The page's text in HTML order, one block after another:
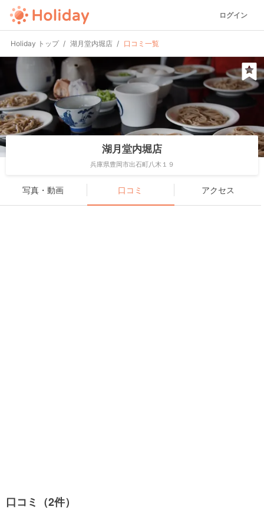
ログイン
Holiday トップ 湖月堂内堀店 口コミ一覧
湖月堂内堀店
兵庫県豊岡市出石町八木１９
写真・動画 口コミ アクセス
口コミ（2件）